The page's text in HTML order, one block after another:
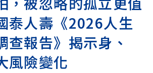
泰人壽《2026人生
查報告》揭示身、
風險變化